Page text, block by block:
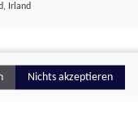
Irland
Nichts akzeptieren